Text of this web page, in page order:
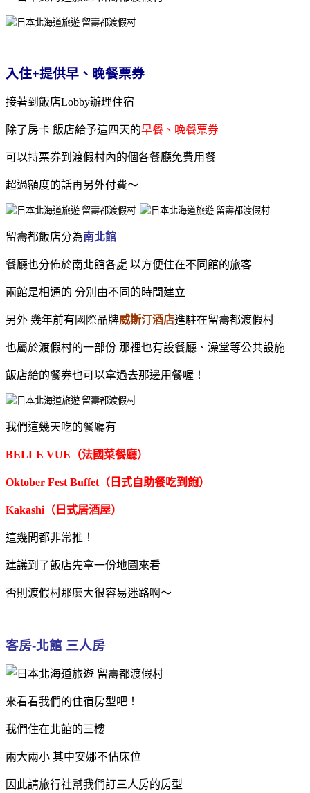
入住+提供早、晚餐票券
接著到飯店Lobby辦理住宿
除了房卡 飯店給予這四天的早餐、晚餐票券
可以持票券到渡假村內的個各餐廳免費用餐
超過額度的話再另外付費～
留壽都飯店分為南北館
餐廳也分佈於南北館各處 以方便住在不同館的旅客
兩館是相通的 分別由不同的時間建立
另外 幾年前有國際品牌威斯汀酒店進駐在留壽都渡假村
也屬於渡假村的一部份 那裡也有設餐廳、澡堂等公共設施
飯店給的餐券也可以拿過去那邊用餐喔！
我們這幾天吃的餐廳有
BELLE VUE（法國菜餐廳）
Oktober Fest Buffet（日式自助餐吃到飽）
Kakashi（日式居酒屋）
這幾間都非常推！
建議到了飯店先拿一份地圖來看
否則渡假村那麼大很容易迷路啊～
客房-北館 三人房
來看看我們的住宿房型吧！
我們住在北館的三樓
兩大兩小 其中安娜不佔床位
因此請旅行社幫我們訂三人房的房型